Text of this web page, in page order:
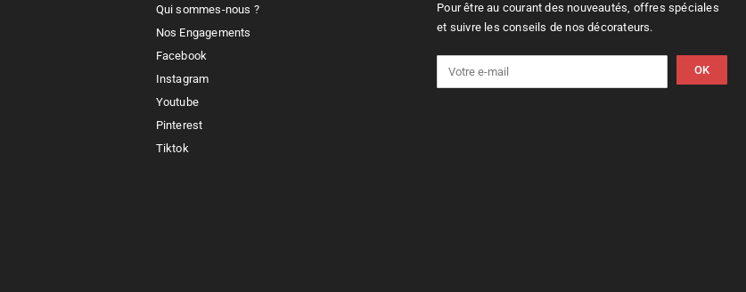
Qui sommes-nous ?
Nos Engagements
Facebook
Instagram
Youtube
Pinterest
Tiktok
Pour être au courant des nouveautés, offres spéciales
et suivre les conseils de nos décorateurs.
OK